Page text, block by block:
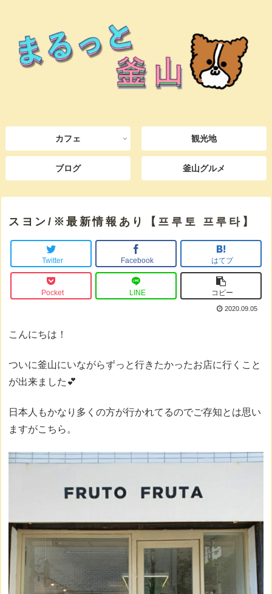
カフェ 観光地
ブログ 釜山グルメ
スヨン/※最新情報あり【프루토 프루타】
Twitter Facebook はてブ
Pocket LINE コピー
2020.09.05
こんにちは！
ついに釜山にいながらずっと行きたかったお店に行くこと
が出来ました💕
日本人もかなり多くの方が行かれてるのでご存知とは思い
ますがこちら。